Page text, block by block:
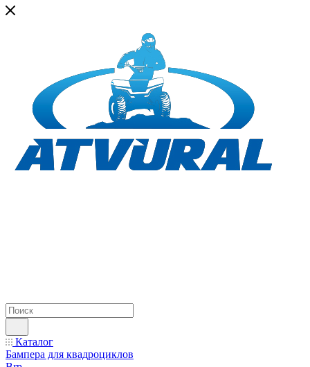
Каталог
Бампера для квадроциклов